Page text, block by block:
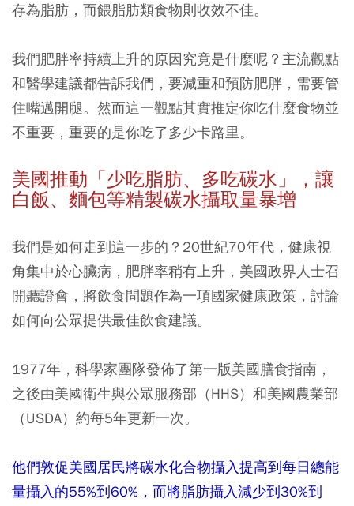
存為脂肪，而餵脂肪類食物則收效不佳。
我們肥胖率持續上升的原因究竟是什麼呢？主流觀點
和醫學建議都告訴我們，要減重和預防肥胖，需要管
住嘴邁開腿。然而這一觀點其實推定你吃什麼食物並
不重要，重要的是你吃了多少卡路里。
美國推動「少吃脂肪、多吃碳水」，讓
白飯、麵包等精製碳水攝取量暴增
我們是如何走到這一步的？20世紀70年代，健康視
角集中於心臟病，肥胖率稍有上升，美國政界人士召
開聽證會，將飲食問題作為一項國家健康政策，討論
如何向公眾提供最佳飲食建議。
1977年，科學家團隊發佈了第一版美國膳食指南，
之後由美國衛生與公眾服務部（HHS）和美國農業部
（USDA）約每5年更新一次。
他們敦促美國居民將碳水化合物攝入提高到每日總能
量攝入的55%到60%，而將脂肪攝入減少到30%到